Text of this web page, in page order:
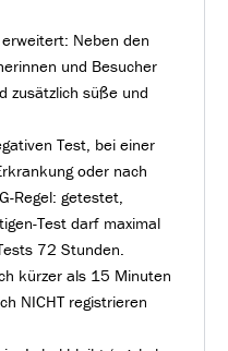
Neben den
und Besucher
zusätzlich süße und
Test, bei einer
oder nach
Regel: getestet,
Test darf maximal
72 Stunden.
kürzer als 15 Minuten
NICHT registrieren